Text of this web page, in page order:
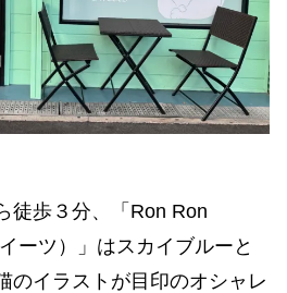
徒歩３分、「Ron Ron
ーツ）」はスカイブルーと
のイラストが目印のオシャレ